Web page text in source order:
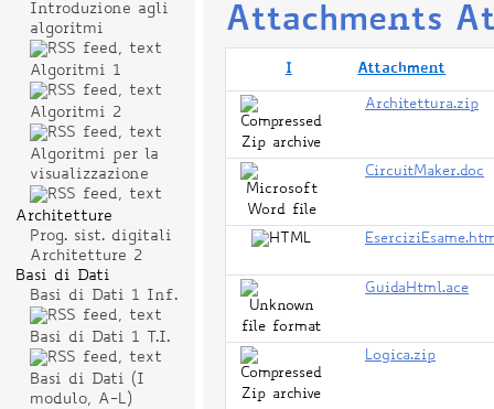
Attachments
I Attachment
Architettura.zip
CircuitMaker.doc
GuidaHtml.ace
Logica.zip
Introduzione agli
algoritmi
Algoritmi 1
Algoritmi 2
Algoritmi per la
visualizzazione
Architetture
Prog. sist. digitali
Architetture 2
Basi di Dati
Basi di Dati 1 Inf.
Basi di Dati 1 T.I.
Basi di Dati (I
modulo, A-L)